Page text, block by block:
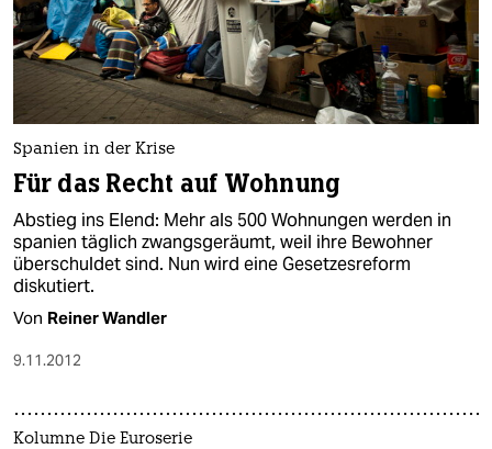
Spanien in der Krise
Für das Recht auf Wohnung
Abstieg ins Elend: Mehr als 500 Wohnungen werden in
spanien täglich zwangsgeräumt, weil ihre Bewohner
überschuldet sind. Nun wird eine Gesetzesreform
diskutiert.
Von Reiner Wandler
9.11.2012
Kolumne Die Euroserie